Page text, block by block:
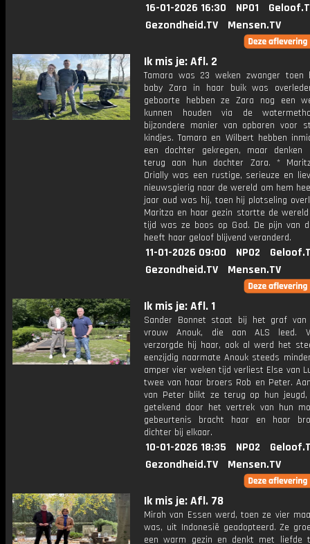
16-01-2026 16:30 NPO1
Gezondheid.TV
Mensen.TV
Ik mis je: Afl. 2
Tamara was 23 weken zwanger toen
baby Zara in haar buik was
geboorte hebben ze Zara nog een
kunnen houden via de
bijzondere manier van opbaren voor
kindjes. Tamara en Wilbert hebben
een dochter gekregen, maar denken
terug aan hun dochter Zara. *
Orially was een rustige, serieuze en
nieuwsgierig naar de wereld om hem
jaar oud was hij, toen hij plotseling
Maritza en haar gezin stortte de wereld
tijd was ze boos op God. De pijn van
heeft haar geloof blijvend veranderd.
11-01-2026 09:00 NPO2
Gezondheid.TV
Mensen.TV
Ik mis je: Afl. 1
Sander Bonnet staat bij het graf van
vrouw Anouk, die aan ALS leed.
verzorgde hij haar, ook al werd het
eenzijdig naarmate Anouk steeds
amper vier weken tijd verliest Else van
twee van haar broers Rob en Peter.
van Peter blikt ze terug op hun
getekend door het vertrek van hun
gebeurtenis bracht haar en haar
dichter bij elkaar.
10-01-2026 18:35 NPO2
Gezondheid.TV
Mensen.TV
Ik mis je: Afl. 78
Mirah van Essen werd, toen ze vier
was, uit Indonesië geadopteerd. Ze
een warm gezin en denkt met liefde